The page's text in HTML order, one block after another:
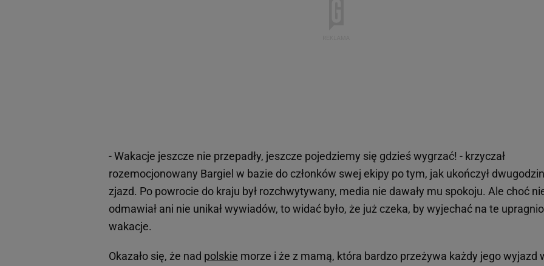
- Wakacje jeszcze nie przepadły, jeszcze pojedziemy się gdzieś wygrzać! - krzyczał
rozemocjonowany Bargiel w bazie do członków swej ekipy po tym, jak ukończył
zjazd. Po powrocie do kraju był rozchwytywany, media nie dawały mu spokoju. Ale choć
odmawiał ani nie unikał wywiadów, to widać było, że już czeka, by wyjechać na te
wakacje.
Okazało się, że nad polskie morze i że z mamą, która bardzo przeżywa każdy jego wyjazd